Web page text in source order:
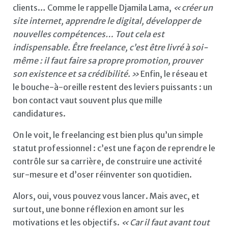
clients… Comme le rappelle Djamila Lama, « créer un
site internet, apprendre le digital, développer de
nouvelles compétences… Tout cela est
indispensable. Être freelance, c’est être livré à soi-
même : il faut faire sa propre promotion, prouver
son existence et sa crédibilité. » Enfin, le réseau et
le bouche-à-oreille restent des leviers puissants : un
bon contact vaut souvent plus que mille
candidatures.
On le voit, le freelancing est bien plus qu’un simple
statut professionnel : c’est une façon de reprendre le
contrôle sur sa carrière, de construire une activité
sur-mesure et d’oser réinventer son quotidien.
Alors, oui, vous pouvez vous lancer. Mais avec, et
surtout, une bonne réflexion en amont sur les
motivations et les objectifs. « Car il faut avant tout